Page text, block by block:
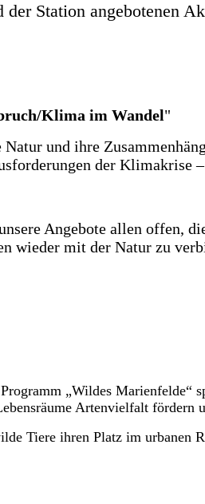
Station angebotenen
Klima im Wandel"
und ihre
der Klimakrise
Angebote allen offen,
wieder mit der Natur zu
„Wildes Marienfelde“
Artenvielfalt fördern
Tiere ihren Platz im urbanen